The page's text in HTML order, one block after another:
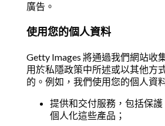
廣告。
使用您的個人資料
Getty Images 將通過我們網站收
用於私隱政策中所述或以其他方
的。例如，我們使用您的個人資
提供和交付服務，包括保
個人化這些產品；